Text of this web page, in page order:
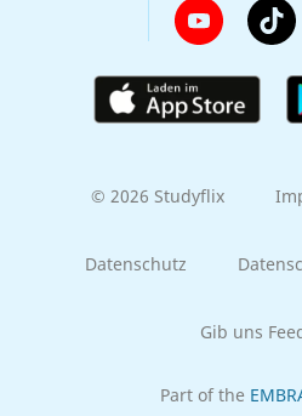
© 2026 Studyflix
Datenschutz
Gib uns
Part of the